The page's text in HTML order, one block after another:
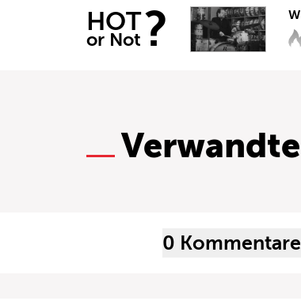
HOT
or Not ?
0 Kommentare